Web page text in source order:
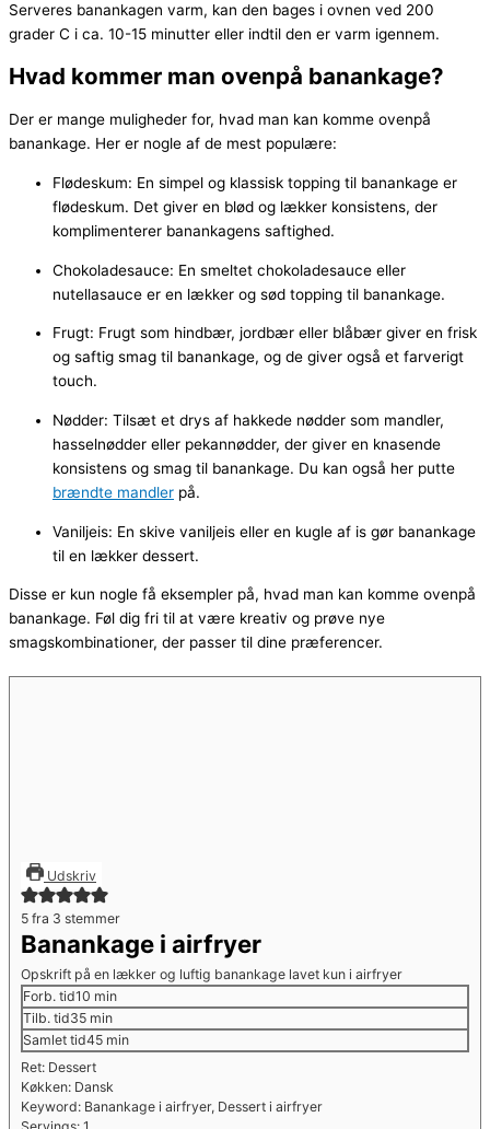
Serveres banankagen varm, kan den bages i ovnen ved 200
grader C i ca. 10-15 minutter eller indtil den er varm igennem.
Hvad kommer man ovenpå banankage?
Der er mange muligheder for, hvad man kan komme ovenpå
banankage. Her er nogle af de mest populære:
Flødeskum: En simpel og klassisk topping til banankage er
flødeskum. Det giver en blød og lækker konsistens, der
komplimenterer banankagens saftighed.
Chokoladesauce: En smeltet chokoladesauce eller
nutellasauce er en lækker og sød topping til banankage.
Frugt: Frugt som hindbær, jordbær eller blåbær giver en frisk
og saftig smag til banankage, og de giver også et farverigt
touch.
Nødder: Tilsæt et drys af hakkede nødder som mandler,
hasselnødder eller pekannødder, der giver en knasende
konsistens og smag til banankage. Du kan også her putte
brændte mandler på.
Vaniljeis: En skive vaniljeis eller en kugle af is gør banankage
til en lækker dessert.
Disse er kun nogle få eksempler på, hvad man kan komme ovenpå
banankage. Føl dig fri til at være kreativ og prøve nye
smagskombinationer, der passer til dine præferencer.
Udskriv
5 fra 3 stemmer
Banankage i airfryer
Opskrift på en lækker og luftig banankage lavet kun i airfryer
Forb. tid10 minutter
min
Tilb. tid35minutter
min
Samlet tid45minutter
min
Ret: Dessert
Køkken: Dansk
Keyword: Banankage i airfryer, Dessert i airfryer